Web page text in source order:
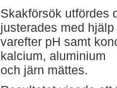
Skakförsök utfördes
justerades med
varefter pH samt
kalcium, aluminium
och järn mättes.